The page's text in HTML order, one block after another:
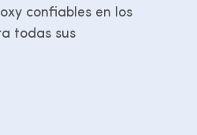
confiables en los
todas sus